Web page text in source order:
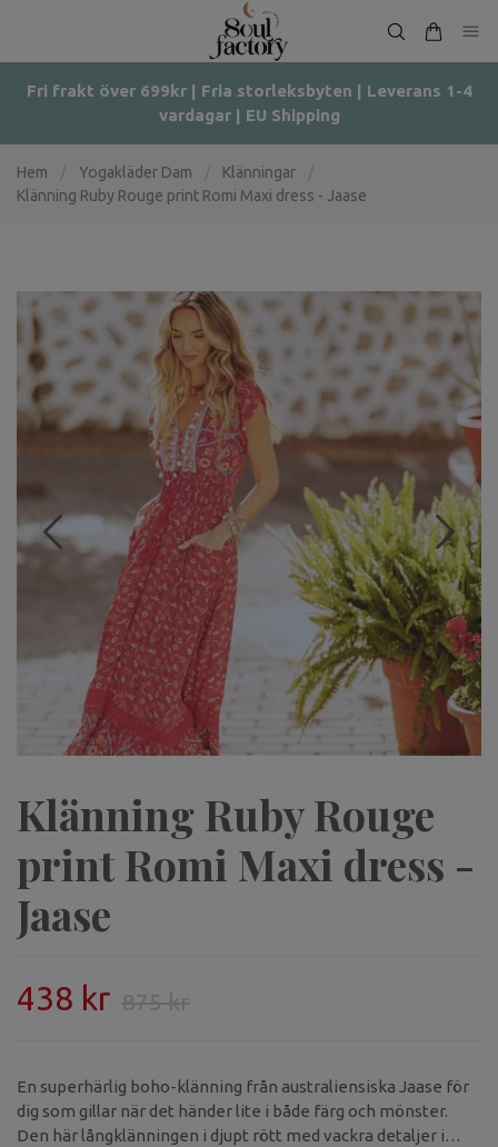
Fri frakt över 699kr | Fria storleksbyten | Leverans 1-4
vardagar | EU Shipping
Hem Yogakläder Dam Klänningar
Klänning Ruby Rouge print Romi Maxi dress - Jaase
Klänning Ruby Rouge
print Romi Maxi dress -
Jaase
438 kr 875 kr
En superhärlig boho-klänning från australiensiska Jaase för
dig som gillar när det händer lite i både färg och mönster.
Den här långklänningen i djupt rött med vackra detaljer i